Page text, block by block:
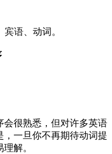
宾语、动词。
会很熟悉，但对许多英语
一旦你不再期待动词提
解。